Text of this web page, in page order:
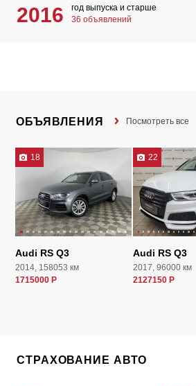
2016
год выпуска и старше
36 объявлений
ОБЪЯВЛЕНИЯ Посмотреть все
18
Audi RS Q3
2014, 158053 км
1715000 Р
22
Audi RS Q3
2017, 96000 км
2127150 Р
СТРАХОВАНИЕ АВТО